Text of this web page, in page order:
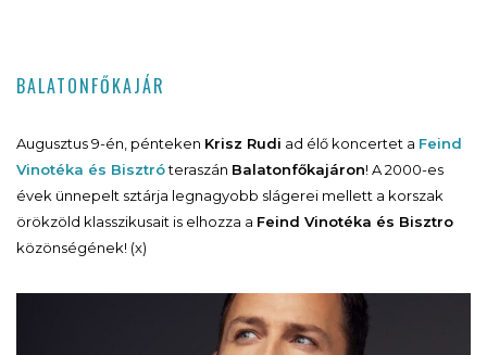
BALATONFŐKAJÁR
Augusztus 9-én, pénteken Krisz Rudi ad élő koncertet a Feind
Vinotéka és Bisztróteraszán Balatonfőkajáron! A 2000-es
évek ünnepelt sztárja legnagyobb slágerei mellett a korszak
örökzöld klasszikusait is elhozza a Feind Vinotéka és Bisztro
közönségének! (x)